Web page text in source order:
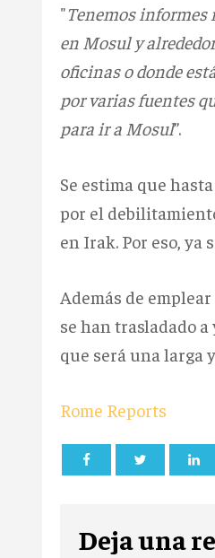
"Tenemos informes
en Mosul y
oficinas o donde
por varias fuentes
para ir a Mosul”.
Se estima que
por el
en Irak. Por eso, ya
Además de
se han trasladado
que será una larga
Rome Reports
Deja una